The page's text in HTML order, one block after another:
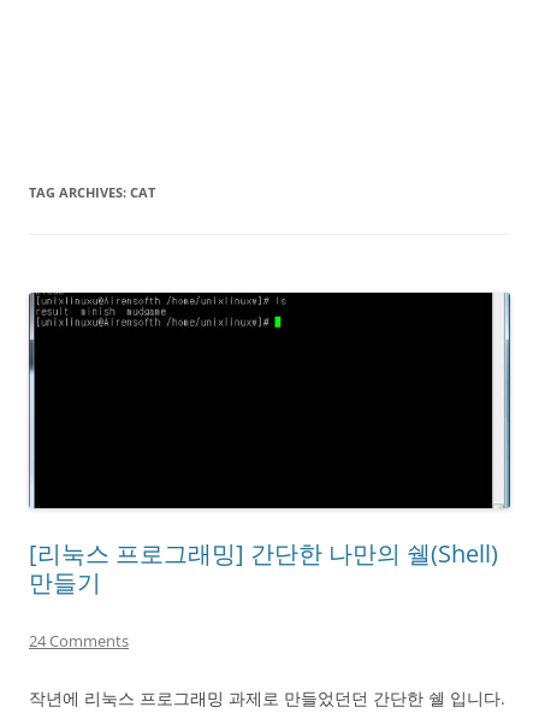
TAG ARCHIVES: CAT
[리눅스 프로그래밍] 간단한 나만의 쉘(Shell)
만들기
24 Comments
작년에 리눅스 프로그래밍 과제로 만들었던던 간단한 쉘 입니다.